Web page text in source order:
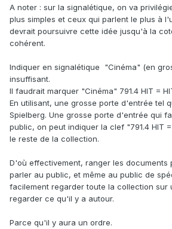
A noter : sur la signalétique, on va
plus simples et ceux qui parlent le plus à
devrait poursuivre cette idée jusqu'à la
cohérent.
Indiquer en signalétique "Cinéma" (en
insuffisant.
Il faudrait marquer "Cinéma" 791.4 HIT =
En utilisant, une grosse porte d'entrée tel
Spielberg. Une grosse porte d'entrée qui
public, on peut indiquer la clef "791.4 HIT
le reste de la collection.
D'où effectivement, ranger les documents
parler au public, et même au public de
facilement regarder toute la collection sur
regarder ce qu'il y a autour.
Parce qu'il y aura un ordre.